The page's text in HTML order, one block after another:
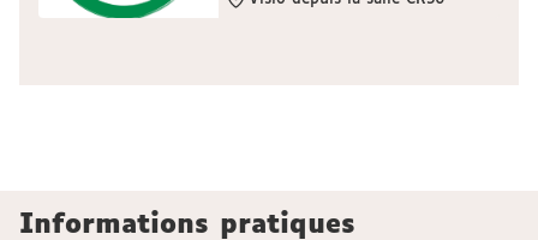
Informations pratiques